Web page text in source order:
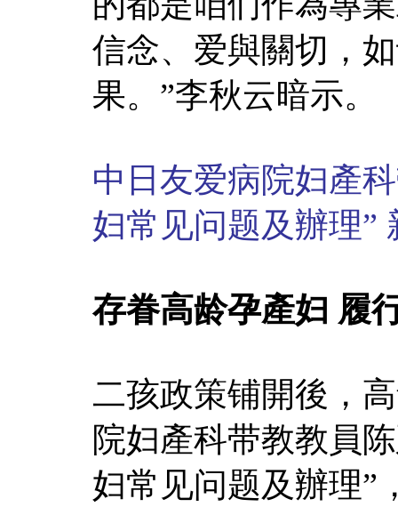
信念、爱與關切，
果。”李秋云暗示。
中日友爱病院妇產
妇常见问题及辦理”
存眷高龄孕產妇 履
二孩政策铺開後，
院妇產科带教教員
妇常见问题及辦理”